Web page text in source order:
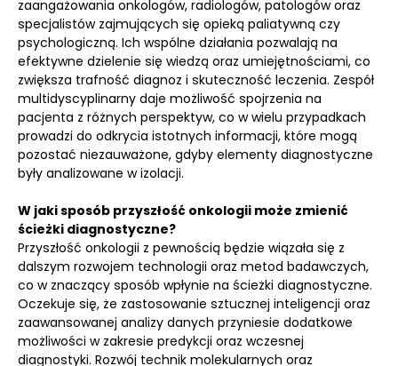
zaangażowania onkologów, radiologów, patologów oraz
specjalistów zajmujących się opieką paliatywną czy
psychologiczną. Ich wspólne działania pozwalają na
efektywne dzielenie się wiedzą oraz umiejętnościami, co
zwiększa trafność diagnoz i skuteczność leczenia. Zespół
multidyscyplinarny daje możliwość spojrzenia na
pacjenta z różnych perspektyw, co w wielu przypadkach
prowadzi do odkrycia istotnych informacji, które mogą
pozostać niezauważone, gdyby elementy diagnostyczne
były analizowane w izolacji.
W jaki sposób przyszłość onkologii może zmienić
ścieżki diagnostyczne?
Przyszłość onkologii z pewnością będzie wiązała się z
dalszym rozwojem technologii oraz metod badawczych,
co w znaczący sposób wpłynie na ścieżki diagnostyczne.
Oczekuje się, że zastosowanie sztucznej inteligencji oraz
zaawansowanej analizy danych przyniesie dodatkowe
możliwości w zakresie predykcji oraz wczesnej
diagnostyki. Rozwój technik molekularnych oraz